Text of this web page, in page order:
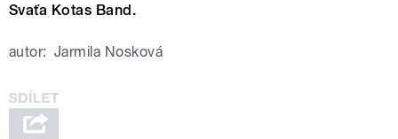
Svaťa Kotas Band.
autor: Jarmila Nosková